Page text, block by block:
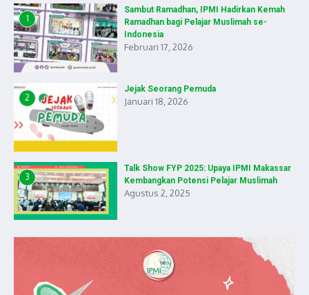
1
Sambut Ramadhan, IPMI Hadirkan Kemah
Ramadhan bagi Pelajar Muslimah se-
Indonesia
Februari 17, 2026
2
Jejak Seorang Pemuda
Januari 18, 2026
3
Talk Show FYP 2025: Upaya IPMI Makassar
Kembangkan Potensi Pelajar Muslimah
Agustus 2, 2025